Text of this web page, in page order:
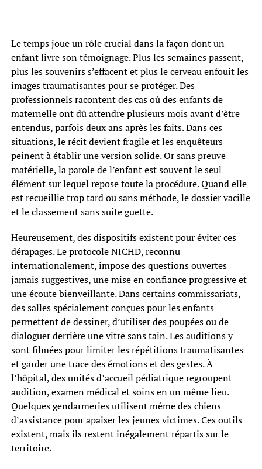
Le temps joue un rôle crucial dans la façon dont un
enfant livre son témoignage. Plus les semaines passent,
plus les souvenirs s’effacent et plus le cerveau enfouit les
images traumatisantes pour se protéger. Des
professionnels racontent des cas où des enfants de
maternelle ont dû attendre plusieurs mois avant d’être
entendus, parfois deux ans après les faits. Dans ces
situations, le récit devient fragile et les enquêteurs
peinent à établir une version solide. Or sans preuve
matérielle, la parole de l’enfant est souvent le seul
élément sur lequel repose toute la procédure. Quand elle
est recueillie trop tard ou sans méthode, le dossier vacille
et le classement sans suite guette.
Heureusement, des dispositifs existent pour éviter ces
dérapages. Le protocole NICHD, reconnu
internationalement, impose des questions ouvertes
jamais suggestives, une mise en confiance progressive et
une écoute bienveillante. Dans certains commissariats,
des salles spécialement conçues pour les enfants
permettent de dessiner, d’utiliser des poupées ou de
dialoguer derrière une vitre sans tain. Les auditions y
sont filmées pour limiter les répétitions traumatisantes
et garder une trace des émotions et des gestes. À
l’hôpital, des unités d’accueil pédiatrique regroupent
audition, examen médical et soins en un même lieu.
Quelques gendarmeries utilisent même des chiens
d’assistance pour apaiser les jeunes victimes. Ces outils
existent, mais ils restent inégalement répartis sur le
territoire.